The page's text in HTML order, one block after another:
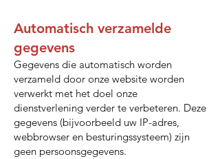
Automatisch verzamelde
gegevens
Gegevens die automatisch worden
verzameld door onze website worden
verwerkt met het doel onze
dienstverlening verder te verbeteren. Deze
gegevens (bijvoorbeeld uw IP-adres,
webbrowser en besturingssysteem) zijn
geen persoonsgegevens.